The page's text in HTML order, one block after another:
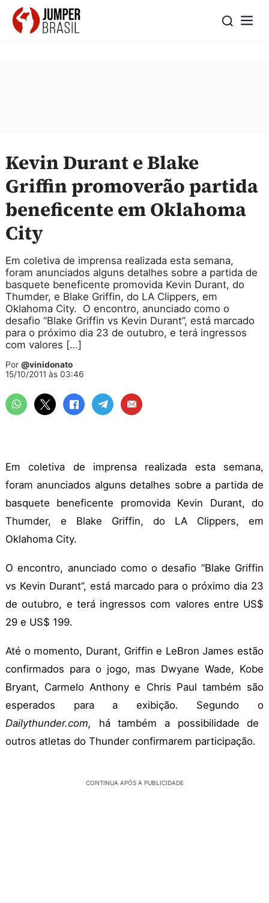
Kevin Durant e Blake
Griffin promoverão partida
beneficente em Oklahoma
City
Em coletiva de imprensa realizada esta semana,
foram anunciados alguns detalhes sobre a partida de
basquete beneficente promovida Kevin Durant, do
Thumder, e Blake Griffin, do LA Clippers, em
Oklahoma City. O encontro, anunciado como o
desafio “Blake Griffin vs Kevin Durant”, está marcado
para o próximo dia 23 de outubro, e terá ingressos
com valores […]
Por @vinidonato
15/10/2011 às 03:46
Em coletiva de imprensa realizada esta semana,
foram anunciados alguns detalhes sobre a partida de
basquete beneficente promovida Kevin Durant, do
Thumder, e Blake Griffin, do LA Clippers, em
Oklahoma City.
O encontro, anunciado como o desafio “Blake Griffin
vs Kevin Durant”, está marcado para o próximo dia 23
de outubro, e terá ingressos com valores entre US$
29 e US$ 199.
Até o momento, Durant, Griffin e LeBron James estão
confirmados para o jogo, mas Dwyane Wade, Kobe
Bryant, Carmelo Anthony e Chris Paul também são
esperados para a exibição. Segundo o
Dailythunder.com, há também a possibilidade de
outros atletas do Thunder confirmarem participação.
CONTINUA APÓS A PUBLICIDADE